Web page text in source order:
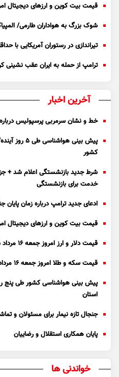
قیمت بیت کوین و ارز‌های دیجیتال امروز شنبه ۱۰
شوک بزرگ به هواداران طارمی/
تیراندازی در رستوران آمریکایی با حداقل ۳ کشته +
ترامپ از حمله به ایران عقب نشینی
آخرین اخبار
خط و نشان سرمربی پرسپولیس درباره
پیش بینی
کشور
شرط جدید بازنشستگی اعلام شد +
خدمت برای بازنشستگی
ادعای جدید ترامپ درباره زمان پایان
قیمت بیت کوین و ارز‌های دیجیتال امروز جمعه ۱۶
قیمت دلار و ارز امروز جمعه ۱۶ مرداد ۱۴۰۵ + جدول
قیمت سکه و طلا امروز جمعه ۱۶ مرداد ۱۴۰۵ + جدول
استان
جنجال تازه نیمار برای مسئولان و
پایان همکاری استقلال و رضاییان
خواندنی ها